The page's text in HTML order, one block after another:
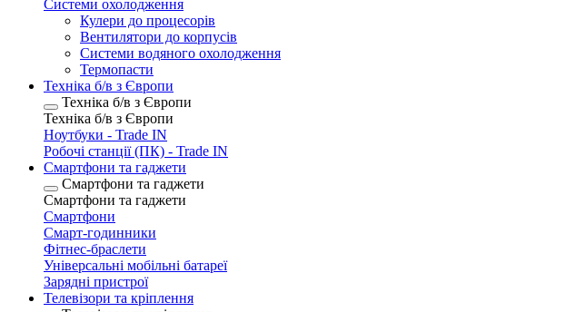
Системи охолодження
Кулери до процесорів
Вентилятори до корпусів
Системи водяного охолодження
Термопасти
Техніка б/в з Європи
Техніка б/в з Європи
Техніка б/в з Європи
Ноутбуки - Trade IN
Робочі станції (ПК) - Trade IN
Смартфони та гаджети
Смартфони та гаджети
Смартфони та гаджети
Смартфони
Смарт-годинники
Фітнес-браслети
Універсальні мобільні батареї
Зарядні пристрої
Телевізори та кріплення